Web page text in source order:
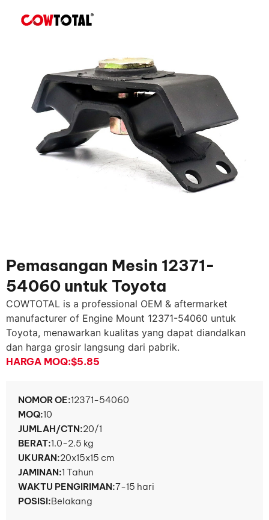
Pemasangan Mesin 12371-
54060 untuk Toyota
COWTOTAL is a professional OEM & aftermarket
manufacturer of Engine Mount 12371-54060 untuk
Toyota, menawarkan kualitas yang dapat diandalkan
dan harga grosir langsung dari pabrik.
HARGA MOQ:$5.85
NOMOR OE:12371-54060
MOQ:10
JUMLAH/CTN:20/1
BERAT:1.0-2.5 kg
UKURAN:20x15x15 cm
JAMINAN:1 Tahun
WAKTU PENGIRIMAN:7-15 hari
POSISI:Belakang